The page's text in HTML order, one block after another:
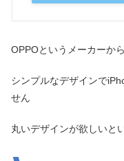
OPPOというメーカーか
シンプルなデザインで
せん
丸いデザインが欲しいと